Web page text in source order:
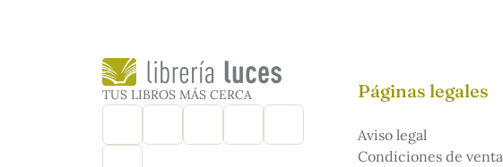
TUS LIBROS MÁS CERCA Páginas legales
Aviso legal
Condiciones de venta